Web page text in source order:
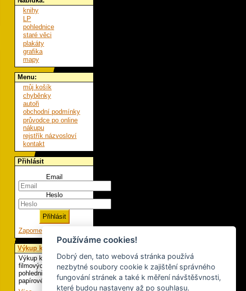
knihy
LP
pohlednice
staré věci
plakáty
grafika
mapy
Menu:
můj košík
chyběnky
autoři
obchodní podmínky
průvodce po online
nákupu
rejstřík názvosloví
kontakt
Přihlásit
Email
Heslo
Zapomenuté heslo
Výkup knih
Výkup knih, LP,
filmových plakátů,
pohlednic a ostatního
papírového artiklu.
Používáme cookies!
Dobrý den, tato webová stránka používá
nezbytné soubory cookie k zajištění správného
fungování stránek a také k měření návštěšvnosti,
které budou nastaveny až po souhlasu.